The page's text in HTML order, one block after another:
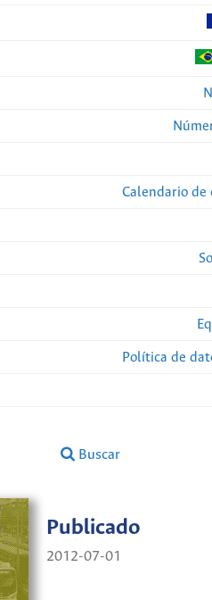
Calendario de
Política de
Buscar
Publicado
2012-07-01